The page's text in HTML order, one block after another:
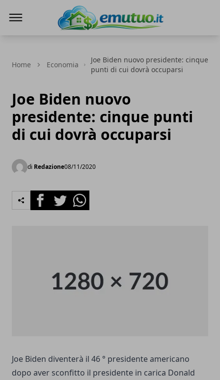
Home Economia
Joe Biden nuovo presidente: cinque
punti di cui dovrà occuparsi
Joe Biden nuovo
presidente: cinque punti
di cui dovrà occuparsi
di Redazione08/11/2020
FacebookTwitterWhatsapp
Joe Biden diventerà il 46 ° presidente americano
dopo aver sconfitto il presidente in carica Donald